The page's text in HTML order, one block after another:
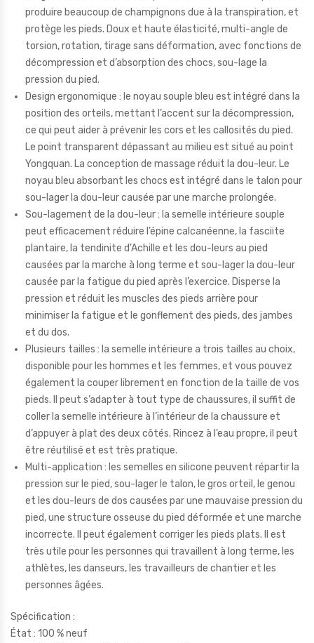
produire beaucoup de champignons due à la transpiration, et
protège les pieds. Doux et haute élasticité, multi-angle de
torsion, rotation, tirage sans déformation, avec fonctions de
décompression et d’absorption des chocs, sou-lage la
pression du pied.
Design ergonomique : le noyau souple bleu est intégré dans la
position des orteils, mettant l’accent sur la décompression,
ce qui peut aider à prévenir les cors et les callosités du pied.
Le point transparent dépassant au milieu est situé au point
Yongquan. La conception de massage réduit la dou-leur. Le
noyau bleu absorbant les chocs est intégré dans le talon pour
sou-lager la dou-leur causée par une marche prolongée.
Sou-lagement de la dou-leur : la semelle intérieure souple
peut efficacement réduire l’épine calcanéenne, la fasciite
plantaire, la tendinite d’Achille et les dou-leurs au pied
causées par la marche à long terme et sou-lager la dou-leur
causée par la fatigue du pied après l’exercice. Disperse la
pression et réduit les muscles des pieds arrière pour
minimiser la fatigue et le gonflement des pieds, des jambes
et du dos.
Plusieurs tailles : la semelle intérieure a trois tailles au choix,
disponible pour les hommes et les femmes, et vous pouvez
également la couper librement en fonction de la taille de vos
pieds. Il peut s’adapter à tout type de chaussures, il suffit de
coller la semelle intérieure à l’intérieur de la chaussure et
d’appuyer à plat des deux côtés. Rincez à l’eau propre, il peut
être réutilisé et est très pratique.
Multi-application : les semelles en silicone peuvent répartir la
pression sur le pied, sou-lager le talon, le gros orteil, le genou
et les dou-leurs de dos causées par une mauvaise pression du
pied, une structure osseuse du pied déformée et une marche
incorrecte. Il peut également corriger les pieds plats. Il est
très utile pour les personnes qui travaillent à long terme, les
athlètes, les danseurs, les travailleurs de chantier et les
personnes âgées.
Spécification :
État : 100 % neuf